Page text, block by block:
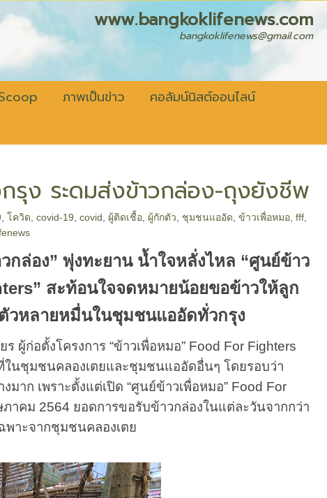
bangkoklifenews@gmail.com
ภาพเป็นข่าว
คอลัมน์นิสต์ออนไลน์
รุง ระดมส่งข้าวกล่อง-ถุงยังชีพ
,โควิด ,covid-19 ,covid ผู้ติดเชื้อ ผู้กักตัว ชุมชนแออัด ,ข้าวเพื่อหมอ ,fff
กล่อง” พุ่งทะยาน น้ำใจหลั่งไหล “ศูนย์ข้าว
สะท้อนใจจดหมายน้อยขอข้าวให้ลูก
วหลายหมื่นในชุมชนแออัดทั่วกรุง
ตั้งโครงการ “ข้าวเพื่อหมอ” Food For Fighters
ในชุมชนคลองเตยและชุมชนแออัดอื่นๆ โดยรอบว่า
าก เพราะตั้งแต่เปิด “ศูนย์ข้าวเพื่อหมอ” Food For
คม 2564 ยอดการขอรับข้าวกล่องในแต่ละวันจากกว่า
าะจากชุมชนคลองเตย